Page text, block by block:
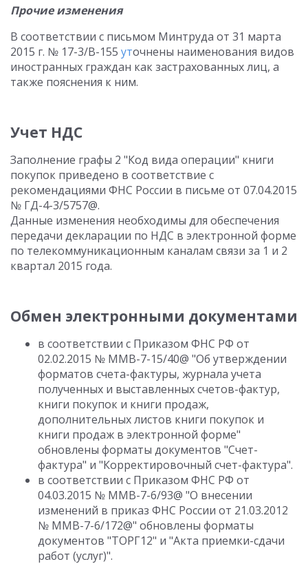
Прочие изменения
В соответствии с письмом Минтруда от 31 марта
2015 г. № 17-3/В-155 уточнены наименования видов
иностранных граждан как застрахованных лиц, а
также пояснения к ним.
Учет НДС
Заполнение графы 2 "Код вида операции" книги
покупок приведено в соответствие с
рекомендациями ФНС России в письме от 07.04.2015
№ ГД-4-3/5757@.
Данные изменения необходимы для обеспечения
передачи декларации по НДС в электронной форме
по телекоммуникационным каналам связи за 1 и 2
квартал 2015 года.
Обмен электронными документами
в соответствии с Приказом ФНС РФ от
02.02.2015 № ММВ-7-15/40@ "Об утверждении
форматов счета-фактуры, журнала учета
полученных и выставленных счетов-фактур,
книги покупок и книги продаж,
дополнительных листов книги покупок и
книги продаж в электронной форме"
обновлены форматы документов "Счет-
фактура" и "Корректировочный счет-фактура".
в соответствии с Приказом ФНС РФ от
04.03.2015 № ММВ-7-6/93@ "О внесении
изменений в приказ ФНС России от 21.03.2012
№ ММВ-7-6/172@" обновлены форматы
документов "ТОРГ12" и "Акта приемки-сдачи
работ (услуг)".